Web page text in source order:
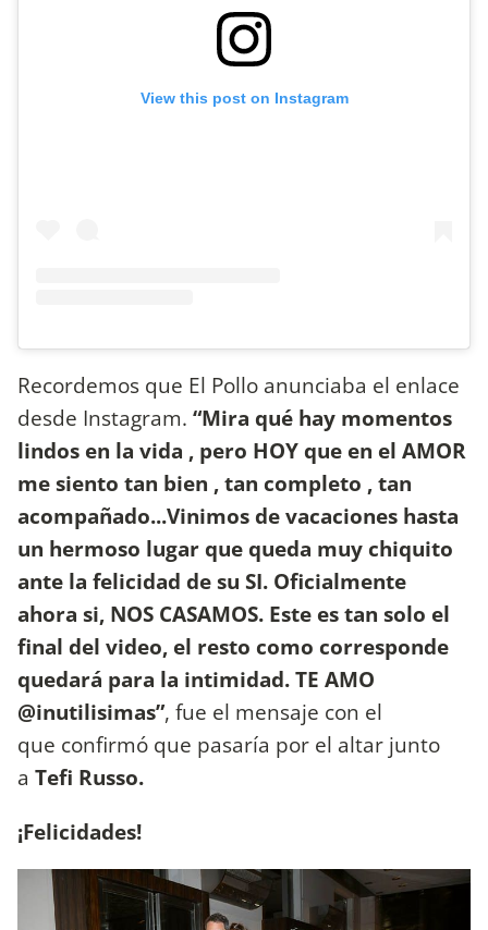
View this post on Instagram
Recordemos que El Pollo anunciaba el enlace
desde Instagram. “Mira qué hay momentos
lindos en la vida , pero HOY que en el AMOR
me siento tan bien , tan completo , tan
acompañado...Vinimos de vacaciones hasta
un hermoso lugar que queda muy chiquito
ante la felicidad de su SI. Oficialmente
ahora si, NOS CASAMOS. Este es tan solo el
final del video, el resto como corresponde
quedará para la intimidad. TE AMO
@inutilisimas”, fue el mensaje con el
que confirmó que pasaría por el altar junto
a Tefi Russo.
¡Felicidades!